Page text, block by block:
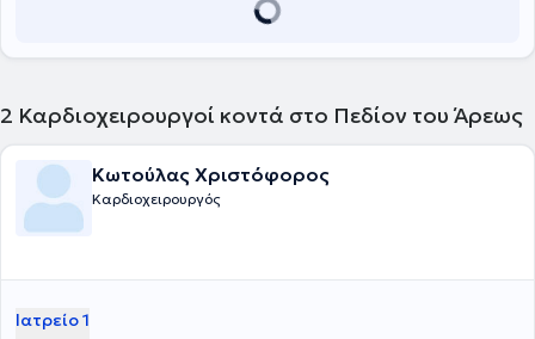
2 Καρδιοχειρουργοί κοντά στο Πεδίον του Άρεως
Κωτούλας Χριστόφορος
Καρδιοχειρουργός
Ιατρείο 1